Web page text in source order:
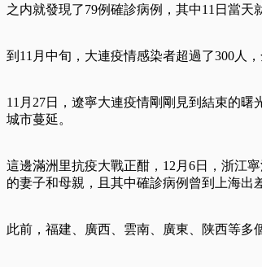
之内就發現了79例確診病例，其中11日當天
到11月中旬，大連疫情感染者超過了300人
11月27日，遼寧大連疫情剛剛見到結束的
城市蔓延。
這邊滿洲里抗疫大戰正酣，12月6日，浙江
的妻子和母親，且其中確診病例曾到上海出
此前，福建、廣西、雲南、廣東、陕西等多